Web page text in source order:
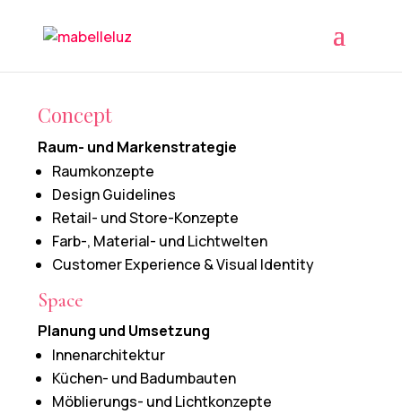
Concept
Raum- und Markenstrategie
Raumkonzepte
Design Guidelines
Retail- und Store-Konzepte
Farb-, Material- und Lichtwelten
Customer Experience & Visual Identity
Space
Planung und Umsetzung
Innenarchitektur
Küchen- und Badumbauten
Möblierungs- und Lichtkonzepte